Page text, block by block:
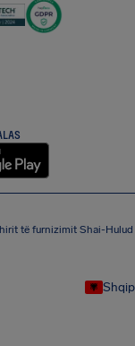
të furnizimit Shai-Hulud
Shqip